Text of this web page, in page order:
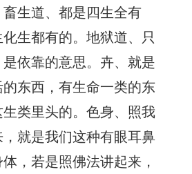
生道、都是四生全有
生都有的。地狱道、只
依靠的意思。卉、就是
东西，有生命一类的东
类里头的。色身、照我
就是我们这种有眼耳鼻
，若是照佛法讲起来，